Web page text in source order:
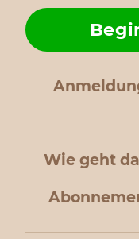
Wie geht